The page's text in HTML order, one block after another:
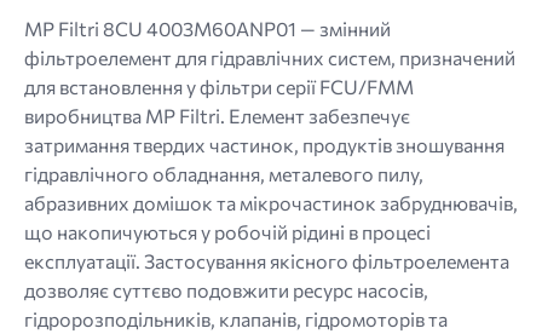
MP Filtri 8CU 4003M60ANP01 — змінний
фільтроелемент для гідравлічних систем, призначений
для встановлення у фільтри серії FCU/FMM
виробництва MP Filtri. Елемент забезпечує
затримання твердих частинок, продуктів зношування
гідравлічного обладнання, металевого пилу,
абразивних домішок та мікрочастинок забруднювачів,
що накопичуються у робочій рідині в процесі
експлуатації. Застосування якісного фільтроелемента
дозволяє суттєво подовжити ресурс насосів,
гідророзподільників, клапанів, гідромоторів та